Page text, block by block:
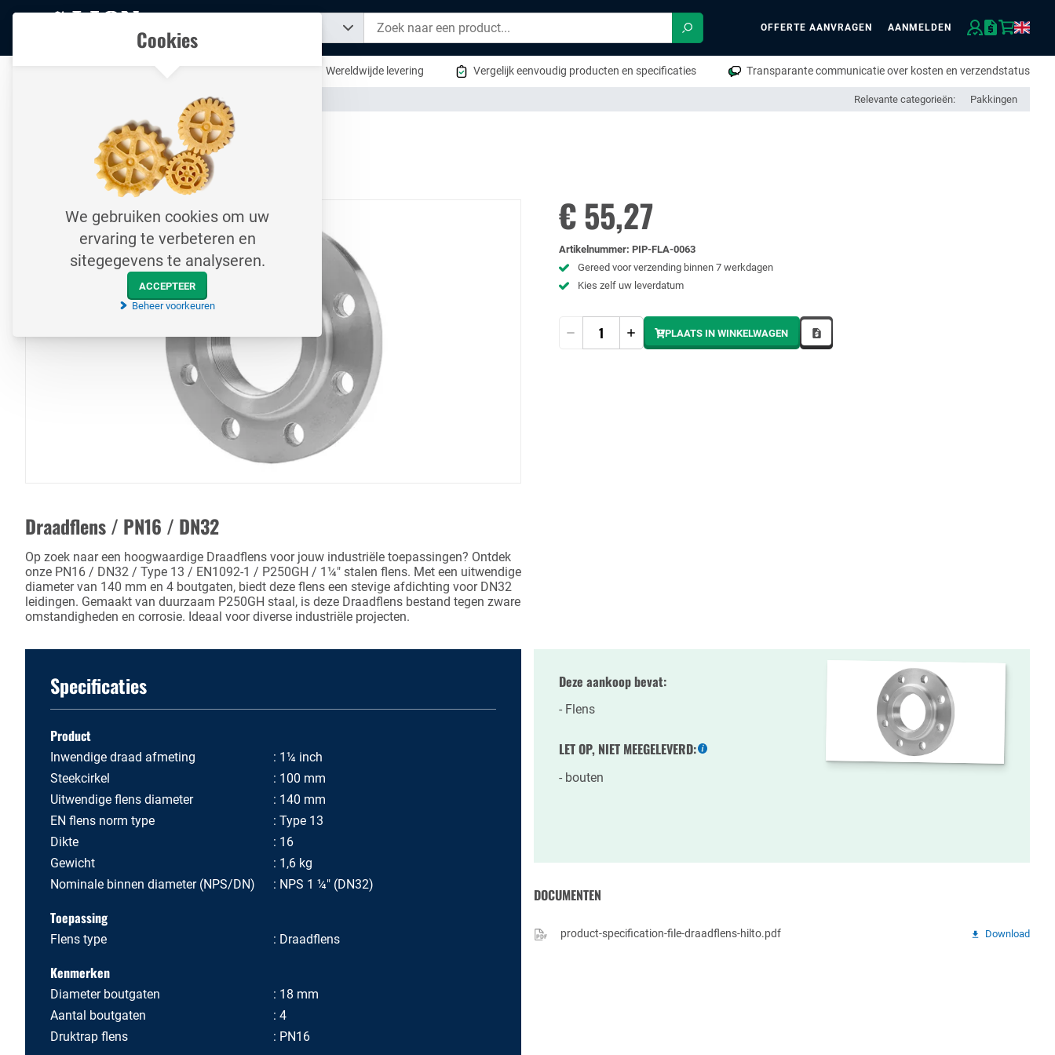
homepage
OFFERTE AANVRAGEN AANMELDEN
Al uw technische producten op één handige plek Wereldwijde levering Vergelijk eenvoudig producten en specificaties Transparante communicatie over kosten en verzendstatus
Flenzen Relevante categorieën: Pakkingen
Draadflens / PN16 / DN32
Type 13 / EN1092-1 / P250GH / 1¼"
€ 55,27
Artikelnummer: PIP-FLA-0063
Gereed voor verzending binnen 7 werkdagen
Kies zelf uw leverdatum
PLAATS IN WINKELWAGEN
Draadflens / PN16 / DN32
Op zoek naar een hoogwaardige Draadflens voor jouw industriële toepassingen? Ontdek
onze PN16 / DN32 / Type 13 / EN1092-1 / P250GH / 1¼" stalen flens. Met een uitwendige
diameter van 140 mm en 4 boutgaten, biedt deze flens een stevige afdichting voor DN32
leidingen. Gemaakt van duurzaam P250GH staal, is deze Draadflens bestand tegen zware
omstandigheden en corrosie. Ideaal voor diverse industriële projecten.
Specificaties
Product
Inwendige draad afmeting
1¼ inch
Steekcirkel
100 mm
Uitwendige flens diameter
140 mm
EN flens norm type
Type 13
Dikte
16
Gewicht
1,6 kg
Nominale binnen diameter (NPS/DN)
NPS 1 ¼" (DN32)
Toepassing
Flens type Draadflens
Kenmerken
Diameter boutgaten
18 mm
Aantal boutgaten
4
Druktrap flens
PN16
Deze aankoop bevat:
Flens
LET OP, NIET MEEGELEVERD:
bouten
DOCUMENTEN
product-specification-file-draadflens-hilto.pdf Download
Cookies
We gebruiken cookies om uw
ervaring te verbeteren en
sitegegevens te analyseren.
ACCEPTEER
Beheer voorkeuren